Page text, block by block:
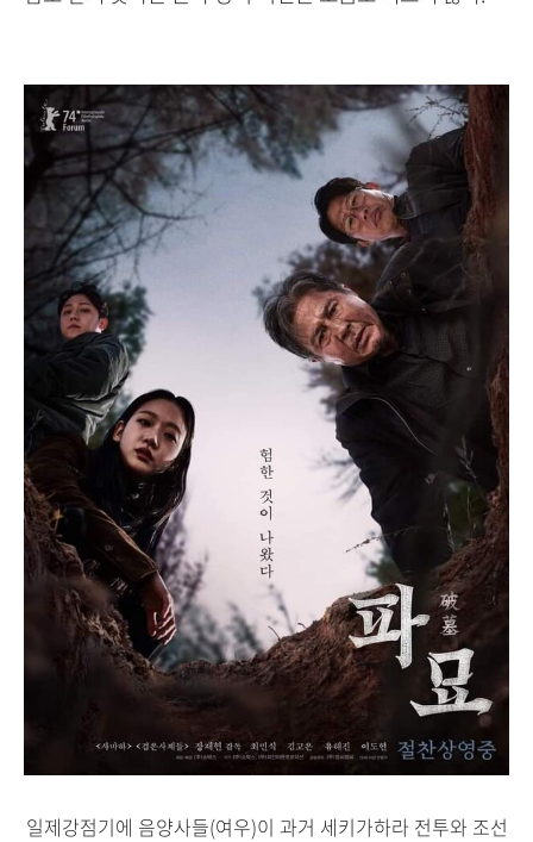
일제강점기에 음양사들(여우)이 과거 세키가하라 전투와 조선